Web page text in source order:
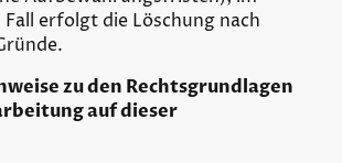
erfolgt die Löschung nach
zu den Rechtsgrundlagen
auf dieser